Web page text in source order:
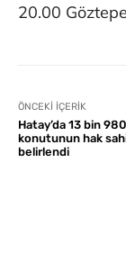
20.00
ÖNCEKI İÇERIK
Hatay’da 13 bin
konutunun hak
belirlendi